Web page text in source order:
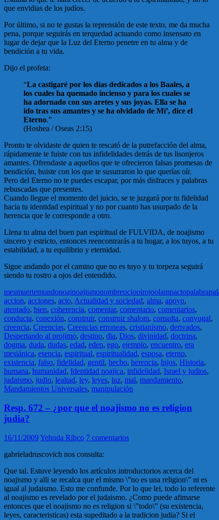
que envidias de los judíos.
Por último, si no te gustas la reprensión de este texto, me da mucha
pena, porque seguirás en terquedad actuando como insensato en
lugar de dejar que la Luz del Eterno penetre en tu alma y de
bendición a tu vida.
Dijo el profeta:
“La castigaré por los días dedicados a los Baales, a
los cuales ha quemado incienso y para los cuales se
ha adornado con sus aretes y sus joyas. Ella se ha
ido tras sus amantes y se ha olvidado de Mí’, dice el
Eterno.”
(Hoshea / Oseas 2:15)
Pronto te olvidaste de quien te rescató de la putrefacción del alma,
rápidamente te fuiste con tus infidelidades detrás de tus lisonjeros
amantes. Ofrendaste a aquellos que te ofrecieron falsas promesas de
bendición, huiste con los que te susurraron lo que querías oír.
Pero del Eterno no te puedes escapar, por más disfraces y palabras
rebuscadas que presentes.
Cuando llegue el momento del juicio, se te juzgará por tu fidelidad
hacia tu identidad espiritual y no por cuanto has usurpado de la
herencia que le corresponde a otro.
Llena tu alma del buen pan espiritual de FULVIDA, de noajismo
sincero y estricto, entonces reencontrarás a tu hogar, a los tuyos, a tu
estabilidad, a tu equilibrio y eternidad.
Sigue andando por el camino que no es tuyo y tu torpeza seguirá
siendo tu rostro a ojos del entendido.
mesmuertemundonoajnoajismonombreociooirojoolampactopalabra
accion, acciones, acto, Actualidad y sociedad, alma, apoyo,
atentado, bien, coherencia, comentar, comentario, comentarios,
conducta, conexión, construir, construir shalom, consulta, conyugal,
creencia, Creencias, Creencias erroneas, cristianismo, derivados,
Despertando al projimo, destino, dia, Dios, divinidad, doctrina,
dogma, duda, dudas, edad, eden, ego, ejemplo, encuentro, era
mesiánica, esencia, espiritual, espiritualidad, esposa, eterno,
existencia, falso, fidelidad, gentil, hecho, herencia, hijos, Historia,
humana, humanidad, Identidad noajica, infidelidad, Israel y judios,
judaismo, judio, lealtad, ley, leyes, luz, mal, mandamiento,
Mandamientos Universales, manipulación
Resp. 672 – ¿por que el noajismo no es religion
judia?
16/11/2009Yehuda Ribco 7 comentarios
gabrieladruscovich nos consulta:
Que tal. Estuve leyendo los artículos introductorios acerca del
noajismo y alli se recalca que el mismo \”no es una religion\” ni es
igual al judaismo. Esto me confunde. Por lo que lei, todo lo referente
al noajismo es revelado por el judaismo. ¿Como puede afimarse
entonces que el noajismo no es religion si \”todo\” (su existencia,
leyes, caracteristicas) esta supeditado a la tradicion judia? Si el